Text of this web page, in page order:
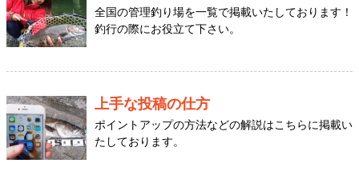
全国の管理釣り場を一覧で掲載いたしております！
釣行の際にお役立て下さい。
上手な投稿の仕方
ポイントアップの方法などの解説はこちらに掲載い
たしております。